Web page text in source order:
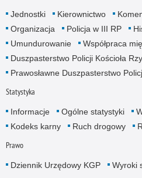
Jednostki Kierownictwo
Organizacja
Policja w III RP
Umundurowanie
Współpraca
Duszpasterstwo Policji Kościoła
Prawosławne Duszpasterstwo
Statystyka
Informacje Ogólne statystyki
Kodeks karny
Ruch drogowy
Prawo
Dziennik Urzędowy KGP Wyroki